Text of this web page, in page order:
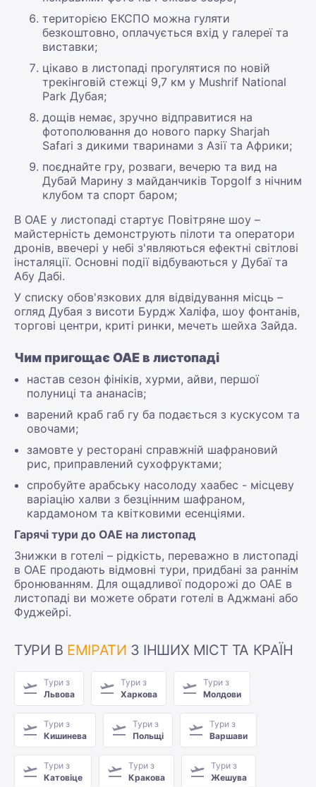
територією ЕКСПО можна гуляти
безкоштовно, оплачується вхід у галереї та
виставки;
цікаво в листопаді прогулятися по новій
трекінговій стежці 9,7 км у Mushrif National
Park Дубая;
дощів немає, зручно відправитися на
фотополювання до нового парку Sharjah
Safari з дикими тваринами з Азії та Африки;
поєднайте гру, розваги, вечерю та вид на
Дубай Марину з майданчиків Topgolf з нічним
клубом та спорт баром;
В ОАЕ у листопаді стартує Повітряне шоу –
майстерність демонструють пілоти та оператори
дронів, ввечері у небі з'являються ефектні світлові
інсталяції. Основні події відбуваються у Дубаї та
Абу Дабі.
У списку обов'язкових для відвідування місць –
огляд Дубая з висоти Бурдж Халіфа, шоу фонтанів,
торгові центри, криті ринки, мечеть шейха Зайда.
Чим пригощає ОАЕ в листопаді
настав сезон фініків, хурми, айви, першої
полуниці та ананасів;
варений краб габ гу ба подається з кускусом та
овочами;
замовте у ресторані справжній шафрановий
рис, приправлений сухофруктами;
спробуйте арабську насолоду хаабес - місцеву
варіацію халви з безцінним шафраном,
кардамоном та квітковими есенціями.
Гарячі тури до ОАЕ на листопад
Знижки в готелі – рідкість, переважно в листопаді
в ОАЕ продають відмовні тури, придбані за раннім
бронюванням. Для ощадливої подорожі до ОАЕ в
листопаді ви можете обрати готелі в Аджмані або
Фуджейрі.
ТУРИ В ЕМІРАТИ З ІНШИХ МІСТ ТА КРАЇН
Тури з
Львова
Тури з
Харкова
Тури з
Молдови
Тури з
Кишинева
Тури з
Польщі
Тури з
Варшави
Тури з
Катовіце
Тури з
Кракова
Тури з
Жешува